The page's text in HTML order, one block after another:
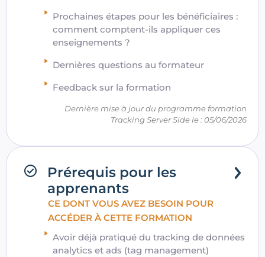
Prochaines étapes pour les bénéficiaires :
comment comptent-ils appliquer ces
enseignements ?
Dernières questions au formateur
Feedback sur la formation
Dernière mise à jour du programme formation
Tracking Server Side le : 05/06/2026
Prérequis pour les
apprenants
CE DONT VOUS AVEZ BESOIN POUR
ACCÉDER À CETTE FORMATION
Avoir déjà pratiqué du tracking de données
analytics et ads (tag management)